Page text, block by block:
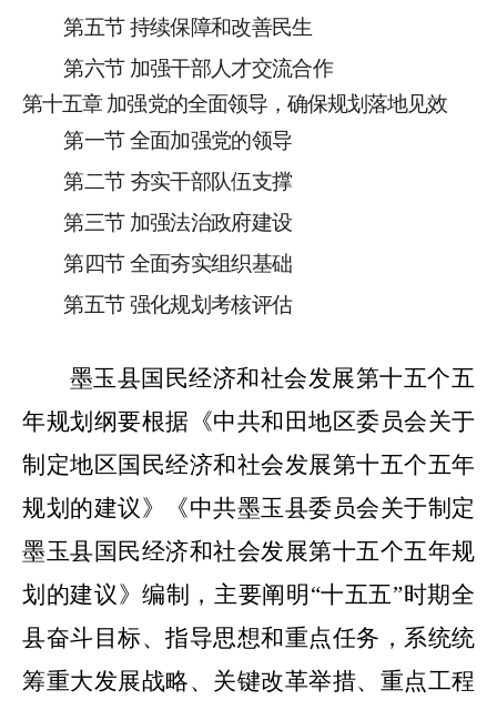
第五节 持续保障和改善民生
第六节 加强干部人才交流合作
第十五章 加强党的全面领导，确保规划落地见效
第一节 全面加强党的领导
第二节 夯实干部队伍支撑
第三节 加强法治政府建设
第四节 全面夯实组织基础
第五节 强化规划考核评估
墨玉县国民经济和社会发展第十五个五
年规划纲要根据《中共和田地区委员会关于
制定地区国民经济和社会发展第十五个五年
规划的建议》《中共墨玉县委员会关于制定
墨玉县国民经济和社会发展第十五个五年规
划的建议》编制，主要阐明 “十五五”时期全
县奋斗目标、指导思想和重点任务，系统统
筹重大发展战略、关键改革举措、重点工程